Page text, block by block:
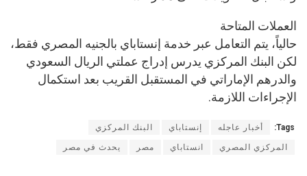
العملات المتاحة
حالياً، يتم التعامل عبر خدمة إنستاباي بالجنيه المصري فقط،
لكن البنك المركزي يدرس إدراج عملتي الريال السعودي
والدرهم الإماراتي في المستقبل القريب بعد استكمال
الإجراءات اللازمة.
Tags: أخبار عاجله إنستاباي البنك المركزي
المركزي المصري انستاباي مصر يحدث في مصر